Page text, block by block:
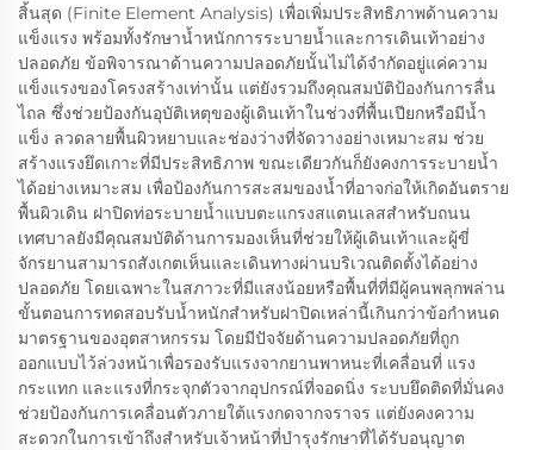
สิ้นสุด (Finite Element Analysis) เพื่อเพิ่มประสิทธิภาพด้านความ
แข็งแรง พร้อมทั้งรักษาน้ำหนักการระบายน้ำและการเดินเท้าอย่าง
ปลอดภัย ข้อพิจารณาด้านความปลอดภัยนั้นไม่ได้จำกัดอยู่แค่ความ
แข็งแรงของโครงสร้างเท่านั้น แต่ยังรวมถึงคุณสมบัติป้องกันการลื่น
ไถล ซึ่งช่วยป้องกันอุบัติเหตุของผู้เดินเท้าในช่วงที่พื้นเปียกหรือมีน้ำ
แข็ง ลวดลายพื้นผิวหยาบและช่องว่างที่จัดวางอย่างเหมาะสม ช่วย
สร้างแรงยึดเกาะที่มีประสิทธิภาพ ขณะเดียวกันก็ยังคงการระบายน้ำ
ได้อย่างเหมาะสม เพื่อป้องกันการสะสมของน้ำที่อาจก่อให้เกิดอันตราย
พื้นผิวเดิน ฝาปิดท่อระบายน้ำแบบตะแกรงสแตนเลสสำหรับถนน
เทศบาลยังมีคุณสมบัติด้านการมองเห็นที่ช่วยให้ผู้เดินเท้าและผู้ขี่
จักรยานสามารถสังเกตเห็นและเดินทางผ่านบริเวณติดตั้งได้อย่าง
ปลอดภัย โดยเฉพาะในสภาวะที่มีแสงน้อยหรือพื้นที่ที่มีผู้คนพลุกพล่าน
ขั้นตอนการทดสอบรับน้ำหนักสำหรับฝาปิดเหล่านี้เกินกว่าข้อกำหนด
มาตรฐานของอุตสาหกรรม โดยมีปัจจัยด้านความปลอดภัยที่ถูก
ออกแบบไว้ล่วงหน้าเพื่อรองรับแรงจากยานพาหนะที่เคลื่อนที่ แรง
กระแทก และแรงที่กระจุกตัวจากอุปกรณ์ที่จอดนิ่ง ระบบยึดติดที่มั่นคง
ช่วยป้องกันการเคลื่อนตัวภายใต้แรงกดจากจราจร แต่ยังคงความ
สะดวกในการเข้าถึงสำหรับเจ้าหน้าที่บำรุงรักษาที่ได้รับอนุญาต